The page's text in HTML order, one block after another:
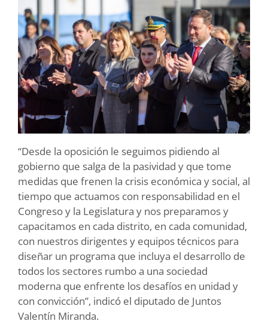
“Desde la oposición le seguimos pidiendo al
gobierno que salga de la pasividad y que tome
medidas que frenen la crisis económica y social, al
tiempo que actuamos con responsabilidad en el
Congreso y la Legislatura y nos preparamos y
capacitamos en cada distrito, en cada comunidad,
con nuestros dirigentes y equipos técnicos para
diseñar un programa que incluya el desarrollo de
todos los sectores rumbo a una sociedad
moderna que enfrente los desafíos en unidad y
con convicción”, indicó el diputado de Juntos
Valentín Miranda.